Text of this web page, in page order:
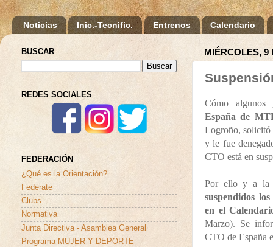
Noticias Inic.-Tecnific. Entrenos Calendario
MIÉRCOLES, 9
Cómo
España de
Logroño, solicitó
y le fue
CTO está en
Por ello y a la
suspendidos
en el
Marzo). Se
CTO de España
BUSCAR
REDES SOCIALES
FEDERACIÓN
¿Qué es la Orientación?
Fedérate
Clubs
Normativa
Junta Directiva - Asamblea General
Programa MUJER Y DEPORTE